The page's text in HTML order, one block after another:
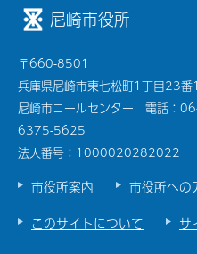
尼崎市役所
〒660-8501
兵庫県尼崎市東七松町1丁目23番
尼崎市コールセンター 電話：
6375-5625
法人番号：1000020282022
市役所案内 市役所への
このサイトについて
サ